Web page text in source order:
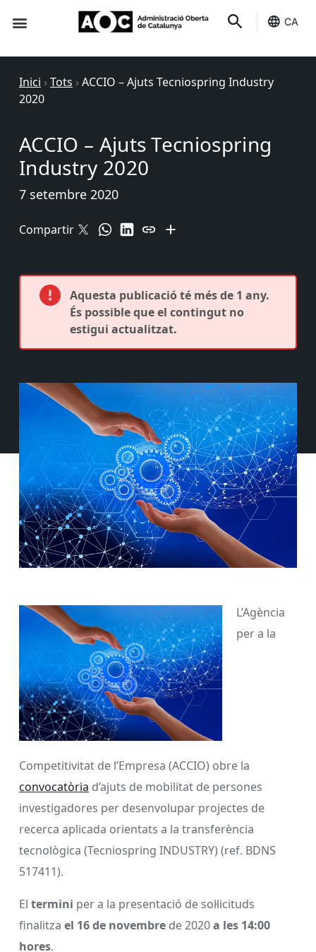
CA
Inici › Tots › ACCIO – Ajuts Tecniospring Industry
2020
ACCIO – Ajuts Tecniospring
Industry 2020
7 setembre 2020
Compartir
Aquesta publicació té més de 1 any.
És possible que el contingut no
estigui actualitzat.
L’Agència
per a la
Competitivitat de l’Empresa (ACCIO) obre la
convocatòria d’ajuts de mobilitat de persones
investigadores per desenvolupar projectes de
recerca aplicada orientats a la transferència
tecnològica (Tecniospring INDUSTRY) (ref. BDNS
517411).
El termini per a la presentació de sol·licituds
finalitza el 16 de novembre de 2020a les 14:00
hores.